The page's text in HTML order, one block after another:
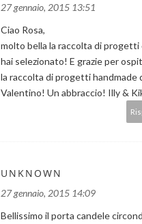
27 gennaio, 2015 13:51
Ciao Rosa,
molto bella la raccolta di progetti
hai selezionato! E grazie per
la raccolta di progetti handmade
Valentino! Un abbraccio! Illy &
UNKNOWN
27 gennaio, 2015 14:09
Bellissimo il porta candele